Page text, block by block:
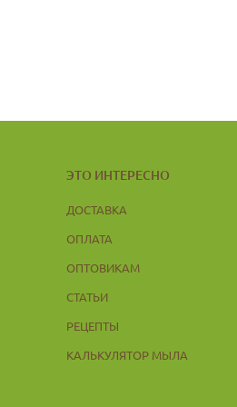
ЭТО ИНТЕРЕСНО
ДОСТАВКА
ОПЛАТА
ОПТОВИКАМ
СТАТЬИ
РЕЦЕПТЫ
КАЛЬКУЛЯТОР МЫЛА